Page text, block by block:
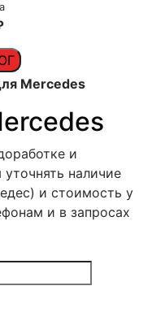
Mercedes
и
наличие
и стоимость у
и в запросах